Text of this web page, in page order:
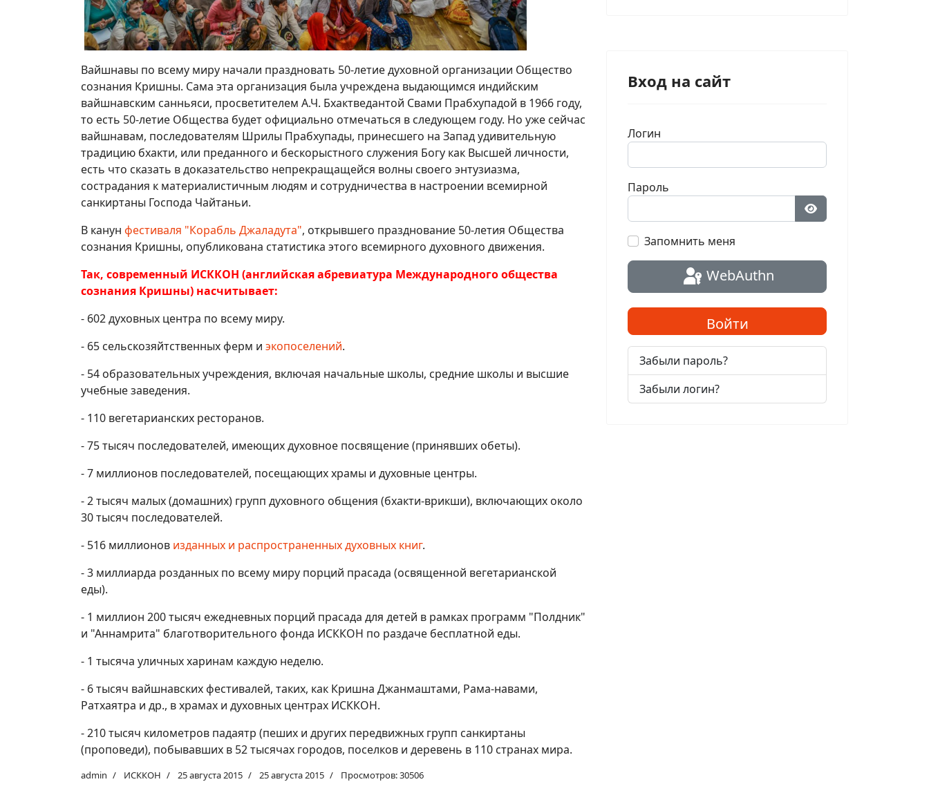
Вайшнавы по всему миру начали праздновать 50-летие духовной организации Общество
сознания Кришны. Сама эта организация была учреждена выдающимся индийским
вайшнавским санньяси, просветителем А.Ч. Бхактведантой Свами Прабхупадой в 1966 году,
то есть 50-летие Общества будет официально отмечаться в следующем году. Но уже сейчас
вайшнавам, последователям Шрилы Прабхупады, принесшего на Запад удивительную
традицию бхакти, или преданного и бескорыстного служения Богу как Высшей личности,
есть что сказать в доказательство непрекращащейся волны своего энтузиазма,
сострадания к материалистичным людям и сотрудничества в настроении всемирной
санкиртаны Господа Чайтаньи.
В канун фестиваля "Корабль Джаладута", открывшего празднование 50-летия Общества
сознания Кришны, опубликована статистика этого всемирного духовного движения.
Так, современный ИСККОН (английская абревиатура Международного общества
сознания Кришны) насчитывает:
- 602 духовных центра по всему миру.
- 65 сельскозяйтственных ферм и экопоселений.
- 54 образовательных учреждения, включая начальные школы, средние школы и высшие
учебные заведения.
- 110 вегетарианских ресторанов.
- 75 тысяч последователей, имеющих духовное посвящение (принявших обеты).
- 7 миллионов последователей, посещающих храмы и духовные центры.
- 2 тысяч малых (домашних) групп духовного общения (бхакти-врикши), включающих около
30 тысяч последователей.
- 516 миллионов изданных и распространенных духовных книг.
- 3 миллиарда розданных по всему миру порций прасада (освященной вегетарианской
еды).
- 1 миллион 200 тысяч ежедневных порций прасада для детей в рамках программ "Полдник"
и "Аннамрита" благотворительного фонда ИСККОН по раздаче бесплатной еды.
- 1 тысяча уличных харинам каждую неделю.
- 6 тысяч вайшнавских фестивалей, таких, как Кришна Джанмаштами, Рама-навами,
Ратхаятра и др., в храмах и духовных центрах ИСККОН.
- 210 тысяч километров падаятр (пеших и других передвижных групп санкиртаны
(проповеди), побывавших в 52 тысячах городов, поселков и деревень в 110 странах мира.
admin ИСККОН 25 августа 2015 25 августа 2015 Просмотров: 30506
Вход на сайт
Логин
Пароль
Показать пароль
Запомнить меня
WebAuthn
Войти
Забыли пароль?
Забыли логин?